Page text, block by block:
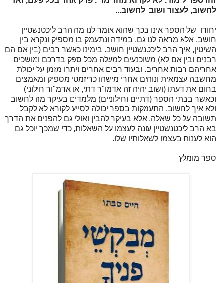
לחשוב, לעצור ושוב לחשוב...
יחודו של הספר אינו בכך שהוא אומר לנו מה הרב ליכטנשטיין
חושב, אלא מראה לנו גם, במידה ונתעמק בו מספיק ונקרא בין
השיטין, איך הרב ליכטנשטיין חושב. בימינו כאשר רבים (בין אם הם
רבנים ובין אם לא) משוכנעים למעלה מכל ספק בדרכם ומושכים
אחריהם רבות אחרים. ובעוד רבים אחרים ויתרו מזמן על יכולת
מחשבה עצמאית ונוהים אחרי מישהו כריזמטי מספיק ומאמצים
בחום את דעתו (ושוב יהיה זה אדמו"ר דתי, או אדמ"ור חילוני)
וכאשר בבתי הספר (דתיים וחילוניים) מלמדים בעיקר מה לחשוב
ולא איך לחשוב, התעמקות בספר יכולה לסייע לקורא לא לקבל
תשובה על כל שאלה, אלא בעיקר להבין ואולי גם להפנים את הדרך
בא הרב ליכטנשטיין עונה לעצמו על השאלות, כדי שמכך יוכל גם
הוא לענות בעצמו לשאלותיו שלו.
ספר מומלץ